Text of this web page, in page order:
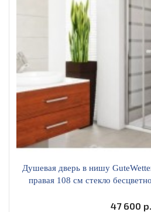
Душевая дверь в нишу
правая 108 см стекло
47 600 р.